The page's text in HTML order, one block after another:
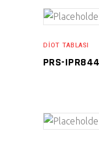
DIOT TABLASI
PRS-IPR844